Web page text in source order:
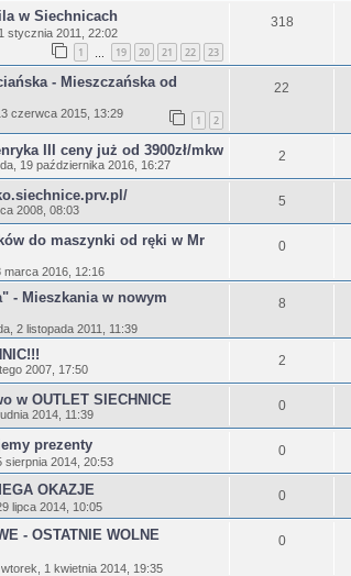
w Siechnicach
stycznia 2011, 22:02
1 19 20 21 22 23
318
- Mieszczańska od
czerwca 2015, 13:29 1 2
22
III ceny już od 3900zł/mkw
19 października 2016, 16:27
2
2008, 08:03
5
do maszynki od ręki w Mr
marca 2016, 12:16
0
- Mieszkania w nowym
2 listopada 2011, 11:39
8
2007, 17:50
2
w OUTLET SIECHNICE
2014, 11:39
0
prezenty
sierpnia 2014, 20:53
0
OKAZJE
lipca 2014, 10:05
0
- OSTATNIE WOLNE
wtorek, 1 kwietnia 2014, 19:35
0